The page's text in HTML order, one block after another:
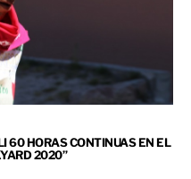
60 HORAS CONTINUAS EN EL
2020”